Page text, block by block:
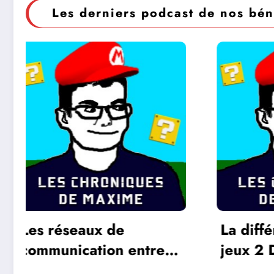
Les derniers podcast de nos
La différence entre les
jeux 2 D et 3 D
Alain